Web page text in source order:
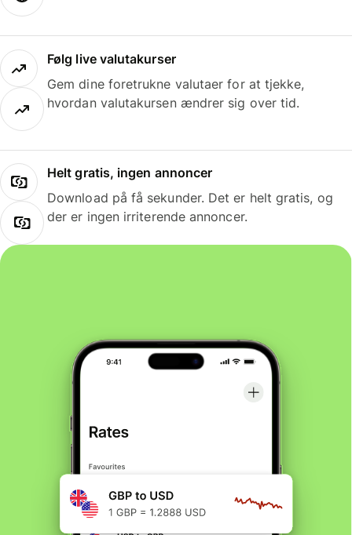
Følg live valutakurser
Gem dine foretrukne valutaer for at tjekke,
hvordan valutakursen ændrer sig over tid.
Helt gratis, ingen annoncer
Download på få sekunder. Det er helt gratis, og
der er ingen irriterende annoncer.